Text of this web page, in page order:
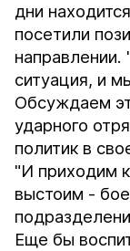
дни
посетили
направлении.
ситуация, и
Обсуждаем
ударного
политик в
"И приходим
выстоим -
Еще бы